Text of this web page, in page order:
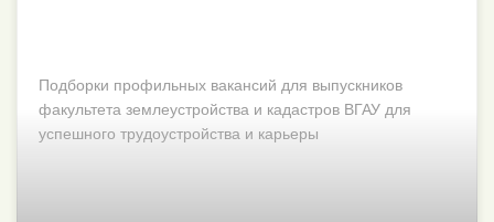
Подборки профильных вакансий для выпускников
факультета землеустройства и кадастров ВГАУ для
успешного трудоустройства и карьеры